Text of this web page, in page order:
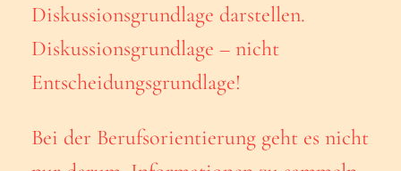
Diskussionsgrundlage darstellen.
Diskussionsgrundlage – nicht
Entscheidungsgrundlage!
Bei der Berufsorientierung geht es nicht